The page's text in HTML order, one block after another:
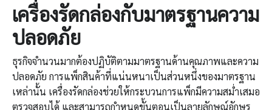
เครื่องรัดกล่องกับมาตรฐานความ
ปลอดภัย
ธุรกิจจำนวนมากต้องปฏิบัติตามมาตรฐานด้านคุณภาพและความ
ปลอดภัย การแพ็กสินค้าที่แน่นหนาเป็นส่วนหนึ่งของมาตรฐาน
เหล่านั้น เครื่องรัดกล่องช่วยให้กระบวนการแพ็กมีความสม่ำเสมอ
ตรวจสอบได้ และสามารถกำหนดขั้นตอนเป็นลายลักษณ์อักษร